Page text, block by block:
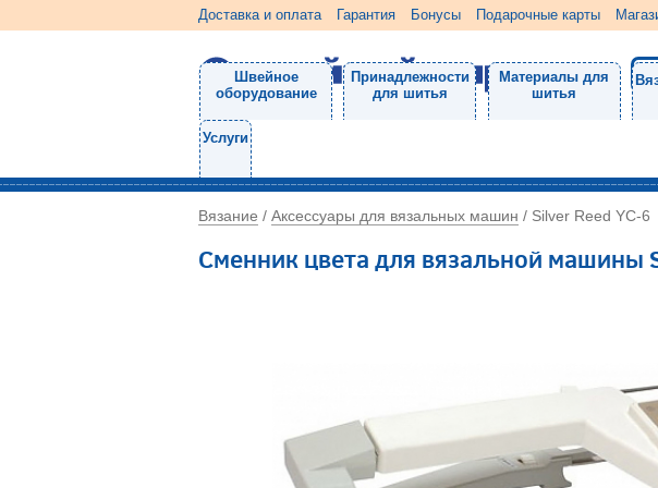
Доставка и оплата Гарантия Бонусы Подарочные карты
Швейное
оборудование
Принадлежности
для шитья
Материалы для
шитья
Услуги
Вязание / Аксессуары для вязальных машин / Silver Reed YC-6
Сменник цвета для вязальной машины